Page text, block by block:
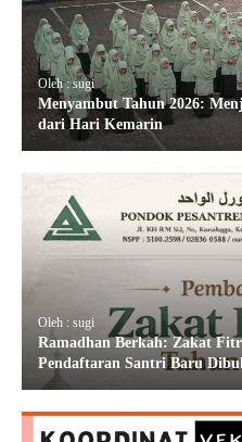
Oleh : sugi
Menyambut Tahun 2026:
dari Hari Kemarin
Oleh : sugi
Ramadhan Berkah: Zakat
Pendaftaran Santri Baru